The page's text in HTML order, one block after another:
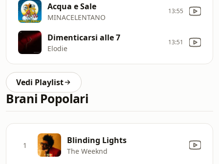
Acqua e Sale
MINACELENTANO
13:55
Dimenticarsi alle 7
Elodie
13:51
Vedi Playlist
Brani Popolari
1 Blinding Lights
The Weeknd